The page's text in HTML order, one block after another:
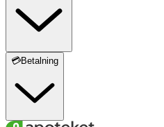
💳Betalning